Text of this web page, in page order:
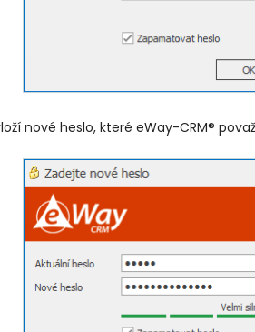
nové heslo, které eWay-CRM®